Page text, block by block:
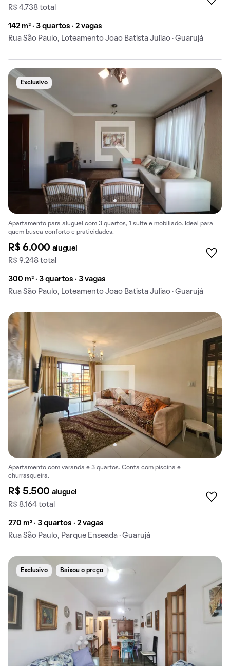
R$ 4.738 total
142 m² · 3 quartos · 2 vagas
Rua São Paulo, Loteamento Joao Batista Juliao · Guarujá
Exclusivo
Apartamento para aluguel com 3 quartos, 1 suíte e mobiliado. Ideal para
quem busca conforto e praticidades.
R$ 6.000 aluguel
R$ 9.248 total
300 m² · 3 quartos · 3 vagas
Rua São Paulo, Loteamento Joao Batista Juliao · Guarujá
Apartamento com varanda e 3 quartos. Conta com piscina e
churrasqueira.
R$ 5.500 aluguel
R$ 8.164 total
270 m² · 3 quartos · 2 vagas
Rua São Paulo, Parque Enseada · Guarujá
Exclusivo Baixou o preço